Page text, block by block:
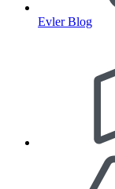
Evler Blog